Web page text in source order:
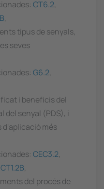
CT6.2,
,
tipus de senyals,
seves
G6.2,
i beneficis del
del senyal (PDS), i
d'aplicació més
CEC3.2,
CT1.2B,
del procés de